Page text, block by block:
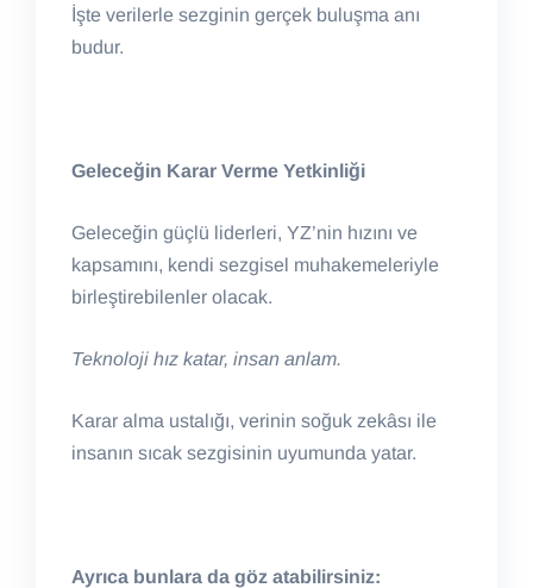
İşte verilerle sezginin gerçek buluşma anı
budur.
Geleceğin Karar Verme Yetkinliği
Geleceğin güçlü liderleri, YZ’nin hızını ve
kapsamını, kendi sezgisel muhakemeleriyle
birleştirebilenler olacak.
Teknoloji hız katar, insan anlam.
Karar alma ustalığı, verinin soğuk zekâsı ile
insanın sıcak sezgisinin uyumunda yatar.
Ayrıca bunlara da göz atabilirsiniz: